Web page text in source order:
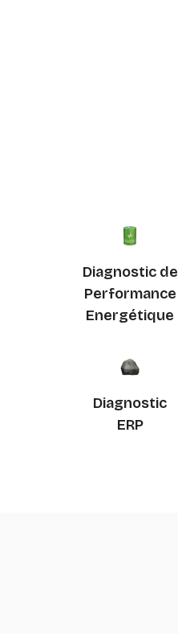
Diagnostic de
Performance
Energétique
Diagnostic
ERP